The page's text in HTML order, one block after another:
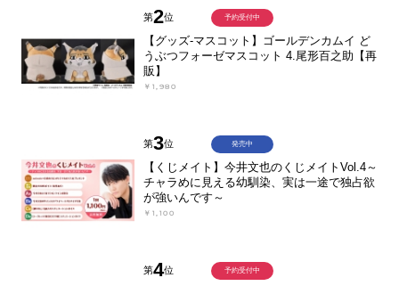
第2位
【グッズ-マスコット】ゴールデンカムイ ど
うぶつフォーゼマスコット 4.尾形百之助【再
販】
￥1,980
予約受付中
第3位
【くじメイト】今井文也のくじメイトVol.4～
チャラめに見える幼馴染、実は一途で独占欲
が強いんです～
￥1,100
発売中
第4位 予約受付中